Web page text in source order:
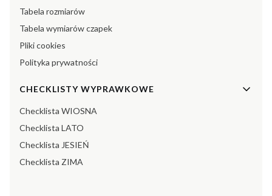
Tabela rozmiarów
Tabela wymiarów czapek
Pliki cookies
Polityka prywatności
CHECKLISTY WYPRAWKOWE
Checklista WIOSNA
Checklista LATO
Checklista JESIEŃ
Checklista ZIMA